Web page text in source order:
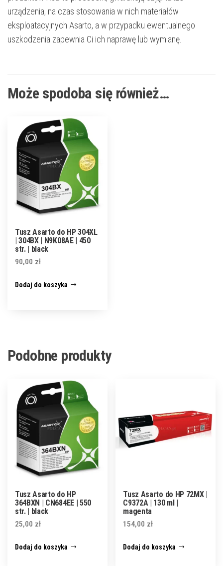
urządzenia, na czas stosowania w nich materiałów
eksploatacyjnych Asarto, a w przypadku ewentualnego
uszkodzenia zapewnia Ci ich naprawę lub wymianę.
Może spodoba się również…
Tusz Asarto do HP 304XL
| 304BX | N9K08AE | 450
str. | black
90,00 zł
Dodaj do koszyka
Podobne produkty
Tusz Asarto do HP
364BXN | CN684EE | 550
str. | black
25,00 zł
Dodaj do koszyka
Tusz Asarto do HP 72MX |
C9372A | 130 ml |
magenta
154,00 zł
Dodaj do koszyka